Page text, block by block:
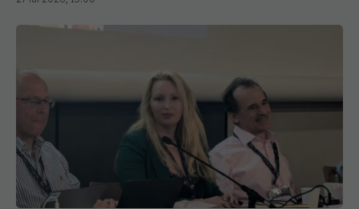
Medicina de familie din România, reprezentată la
cel mai înalt nivel la Paris. Prof. dr. Ana Maria